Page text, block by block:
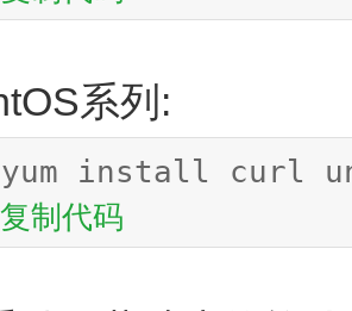
系列:
yum install curl
复制代码